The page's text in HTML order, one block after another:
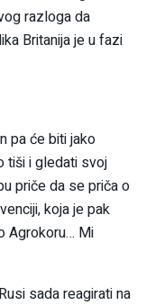
razloga da
Britanija je u fazi
pa će biti jako
tiši i gledati svoj
priče da se priča o
koja je pak
Agrokoru… Mi
sada reagirati na